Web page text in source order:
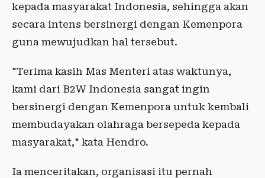
kepada masyarakat Indonesia, sehingga akan
secara intens bersinergi dengan Kemenpora
guna mewujudkan hal tersebut.
"Terima kasih Mas Menteri atas waktunya,
kami dari B2W Indonesia sangat ingin
bersinergi dengan Kemenpora untuk kembali
membudayakan olahraga bersepeda kepada
masyarakat," kata Hendro.
Ia menceritakan, organisasi itu pernah